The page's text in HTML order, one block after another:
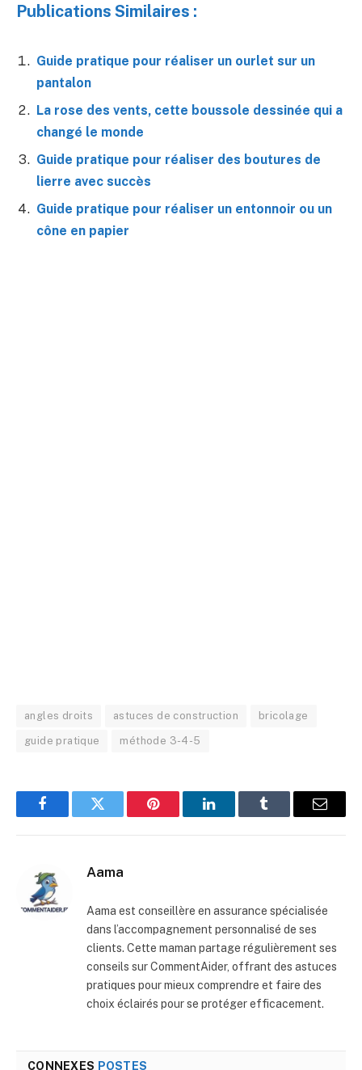
Publications Similaires :
Guide pratique pour réaliser un ourlet sur un
pantalon
La rose des vents, cette boussole dessinée qui a
changé le monde
Guide pratique pour réaliser des boutures de
lierre avec succès
Guide pratique pour réaliser un entonnoir ou un
cône en papier
angles droits astuces de construction bricolage
guide pratique méthode 3-4-5
FacebookTwitter Pinterest LinkedInTumblr
E-
Aama
Aama est conseillère en assurance spécialisée
dans l’accompagnement personnalisé de ses
clients. Cette maman partage régulièrement ses
conseils sur CommentAider, offrant des astuces
pratiques pour mieux comprendre et faire des
choix éclairés pour se protéger efficacement.
CONNEXES POSTES